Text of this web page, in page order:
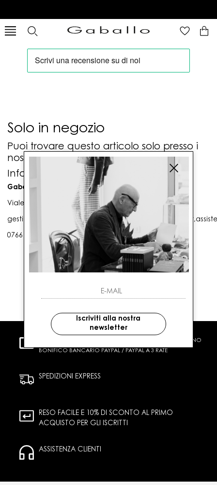
Solo in negozio
Puoi trovare questo articolo solo presso i
nostri punti vendita:
Info contatti
Gaballo Mario srl
Viale G. Matteotti n. 23 00053 Civitavecchia (RM)
0766 25656
CARTA DI CREDITO CONTRASSEGNO
BONIFICO BANCARIO PAYPAL / PAYPAL A 3 RATE
SPEDIZIONI EXPRESS
RESO FACILE E 10% DI SCONTO AL PRIMO
ACQUISTO PER GLI ISCRITTI
ASSISTENZA CLIENTI
Iscriviti alla nostra
newsletter